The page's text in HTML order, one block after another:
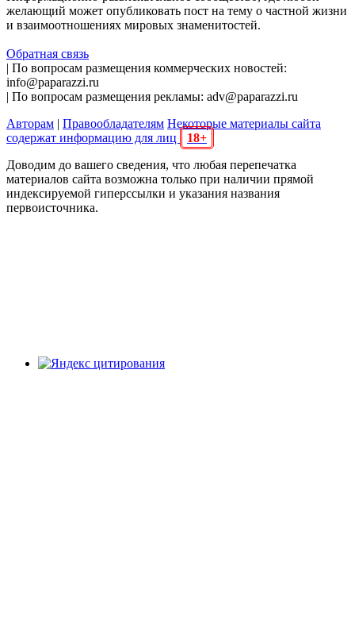
желающий может опубликовать пост на тему о частной жизни
и взаимоотношениях мировых знаменитостей.
Обратная связь
| По вопросам размещения коммерческих новостей:
info@paparazzi.ru
| По вопросам размещения рекламы: adv@paparazzi.ru
Авторам | Правообладателям Некоторые материалы сайта
содержат информацию для лиц
18+
Доводим до вашего сведения, что любая перепечатка
материалов сайта возможна только при наличии прямой
индексируемой гиперссылки и указания названия
первоисточника.